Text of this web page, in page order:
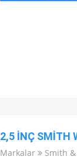
2,5 İNÇ SMİTH
Markalar Smith